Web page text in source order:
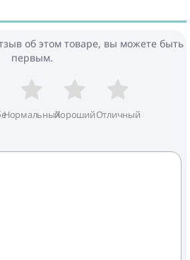
об этом товаре, вы можете быть
первым.
НормальныйХорошийОтличный